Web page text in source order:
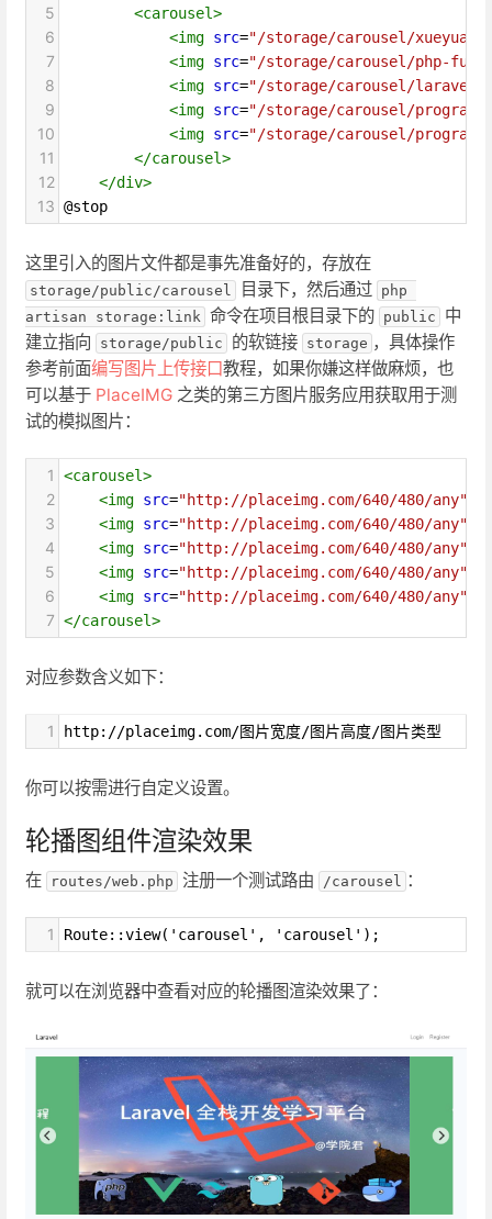
5 <carousel>
6 <img src="/storage/carousel/
7 <img src="/storage/carousel/php-
8 <img src="/storage/carousel/laravel-
9 <img src="/storage/carousel/
10 <img src="/storage/carousel/
11 </carousel>
12 </div>
13 @stop
这里引入的图片文件都是事先准备好的，存放在
storage/public/carousel 目录下，然后通过 php
artisan storage:link 命令在项目根目录下的 public
中
建立指向
storage/public 的软链接 storage ，具体操作
参考前面编写图片上传接口教程，如果你嫌这样做麻烦，也
可以基于 PlaceIMG 之类的第三方图片服务应用获取用于测
试的模拟图片：
1 <carousel>
2 <img src="http://placeimg.com/640/480/any"
3 <img src="http://placeimg.com/640/480/any"
4 <img src="http://placeimg.com/640/480/any"
5 <img src="http://placeimg.com/640/480/any"
6 <img src="http://placeimg.com/640/480/any"
7 </carousel>
对应参数含义如下：
1 http://placeimg.com/图片宽度/图片高度/图片类型
你可以按需进行自定义设置。
轮播图组件渲染效果
在 routes/web.php 注册一个测试路由 /carousel ：
1 Route::view('carousel', 'carousel');
就可以在浏览器中查看对应的轮播图渲染效果了：